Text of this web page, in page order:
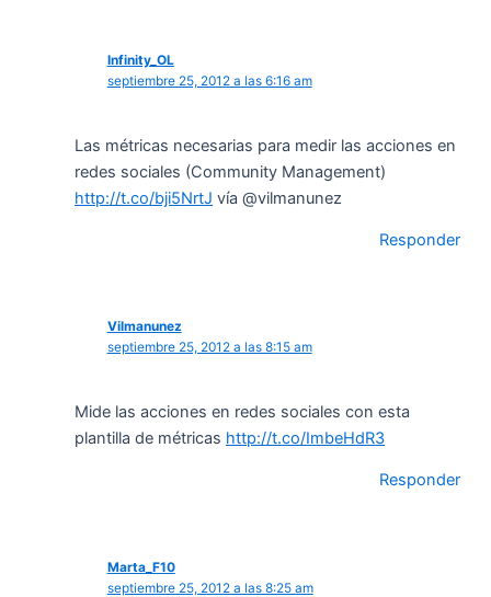
Infinity_OL
septiembre 25, 2012 a las 6:16 am
Las métricas necesarias para medir las acciones en
redes sociales (Community Management)
http://t.co/bji5NrtJ vía @vilmanunez
Responder
Vilmanunez
septiembre 25, 2012 a las 8:15 am
Mide las acciones en redes sociales con esta
plantilla de métricas http://t.co/ImbeHdR3
Responder
Marta_F10
septiembre 25, 2012 a las 8:25 am